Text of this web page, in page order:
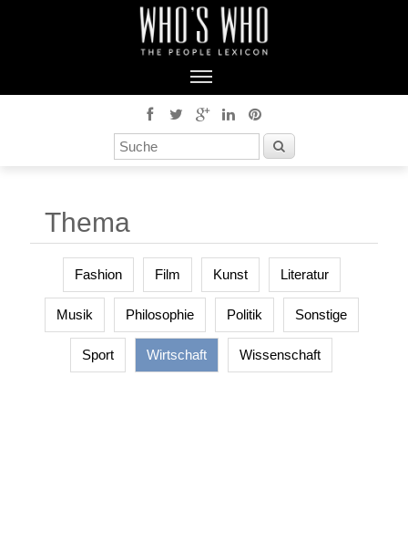
Thema
Fashion Film Kunst Literatur
Musik Philosophie Politik Sonstige
Sport Wirtschaft Wissenschaft